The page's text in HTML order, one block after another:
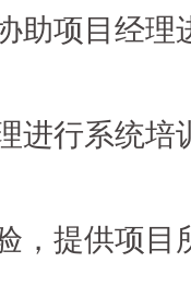
项目经理
行系统培
提供项目